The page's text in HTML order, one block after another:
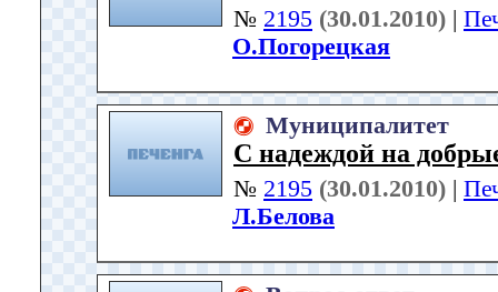
№ 2195 (30.01.2010) |
О.Погорецкая
Муниципалитет
С надеждой на
№ 2195 (30.01.2010) |
Л.Белова